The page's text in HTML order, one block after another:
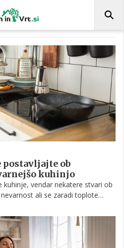
ob
kuhinjo
kuhinje, vendar nekatere stvari ob
ali se zaradi toplote